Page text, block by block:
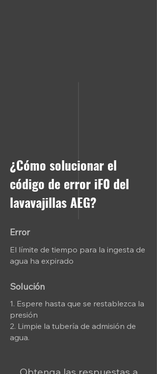
¿Cómo solucionar el
código de error iF0 del
lavavajillas AEG?
Error
El límite de tiempo para la ingesta de
agua ha expirado
Solución
1. Espere hasta que se restablezca la
presión
2. Limpie la tubería de admisión de
agua.